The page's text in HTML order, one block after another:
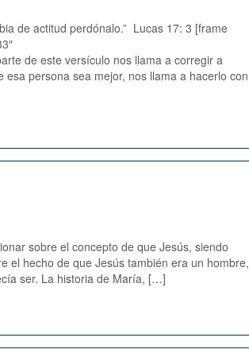
de actitud perdónalo.” Lucas 17: 3 [frame
de este versículo nos llama a corregir a
persona sea mejor, nos llama a hacerlo con
sobre el concepto de que Jesús, siendo
el hecho de que Jesús también era un hombre,
ser. La historia de María, […]